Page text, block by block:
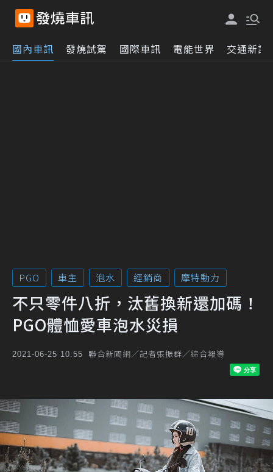
國內車訊 發燒試駕 國際車訊 電能世界 交通新訊
PGO 車主 泡水 經銷商 摩特動力
不只零件八折，汰舊換新還加碼！
PGO體恤愛車泡水災損
2021-06-25 10:55 聯合新聞網／記者張振群／綜合報導